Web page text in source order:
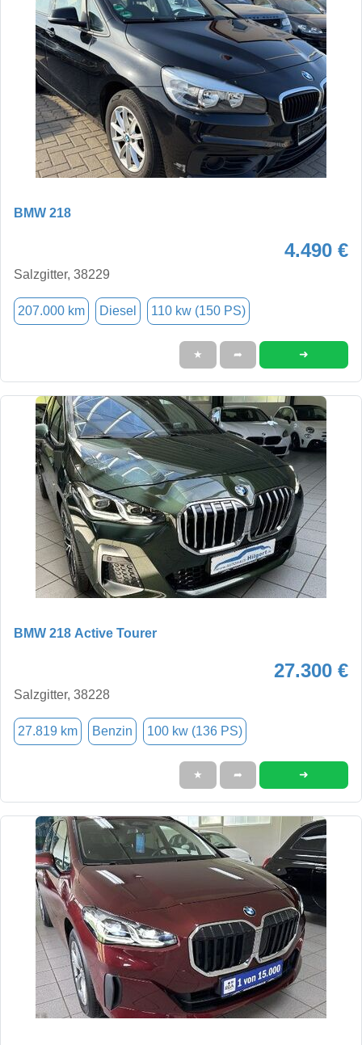
BMW 218
4.490 €
Salzgitter, 38229
207.000 km Diesel 110 kw (150 PS)
★ ➦ ➜
BMW 218 Active Tourer
27.300 €
Salzgitter, 38228
27.819 km Benzin 100 kw (136 PS)
★ ➦ ➜